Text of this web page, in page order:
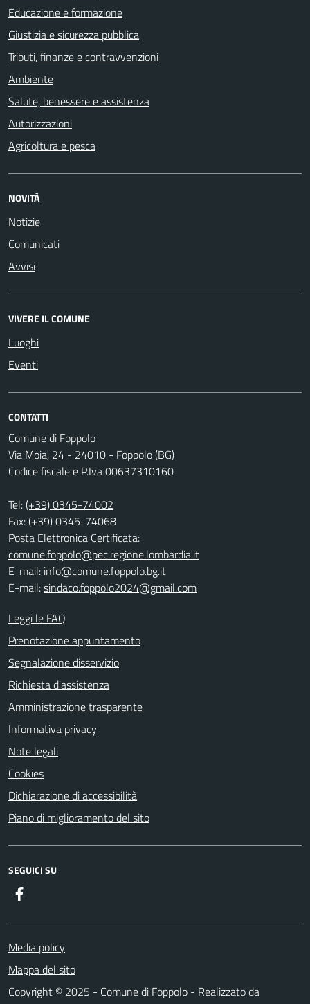
Educazione e formazione
Giustizia e sicurezza pubblica
Tributi, finanze e contravvenzioni
Ambiente
Salute, benessere e assistenza
Autorizzazioni
Agricoltura e pesca
NOVITÀ
Notizie
Comunicati
Avvisi
VIVERE IL COMUNE
Luoghi
Eventi
CONTATTI
Comune di Foppolo
Via Moia, 24 - 24010 - Foppolo (BG)
Codice fiscale e P.Iva 00637310160
Tel:(+39) 0345-74002
Fax: (+39) 0345-74068
Posta Elettronica Certificata:
comune.foppolo@pec.regione.lombardia.it
E-mail: info@comune.foppolo.bg.it
E-mail:sindaco.foppolo2024@gmail.com
Leggi le FAQ
Prenotazione appuntamento
Segnalazione disservizio
Richiesta d'assistenza
Amministrazione trasparente
Informativa privacy
Note legali
Cookies
Dichiarazione di accessibilità
Piano di miglioramento del sito
SEGUICI SU
Media policy
Mappa del sito
Copyright © 2025 - Comune di Foppolo - Realizzato da